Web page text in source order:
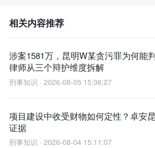
相关内容推荐
涉案1581万，昆明W某贪污罪为何能
律师从三个辩护维度拆解
刑事知识 · 2026-08-05 15:36:27
项目建设中收受财物如何定性？卓安
证据
刑事知识 · 2026-08-04 15:11:07